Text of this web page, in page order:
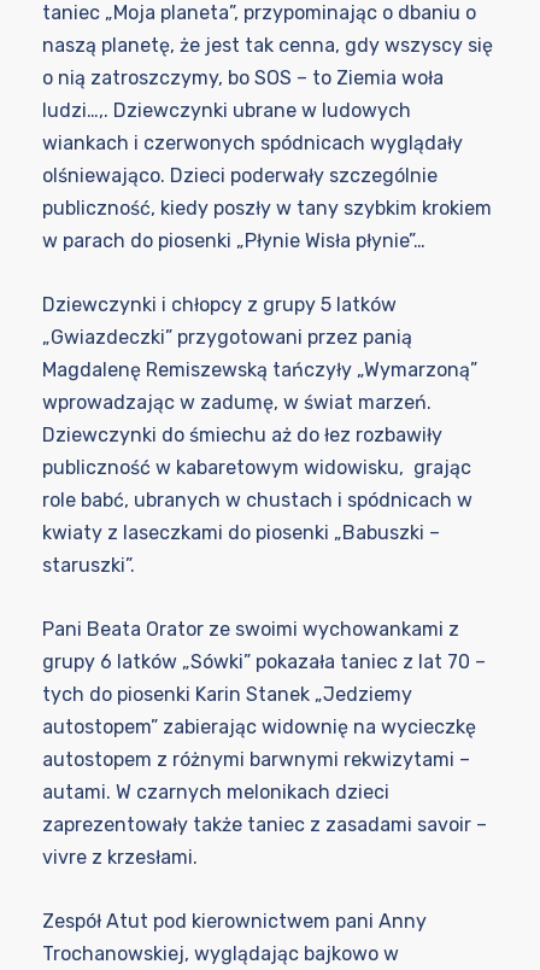
taniec „Moja planeta”, przypominając o dbaniu o
naszą planetę, że jest tak cenna, gdy wszyscy się
o nią zatroszczymy, bo SOS – to Ziemia woła
ludzi…,. Dziewczynki ubrane w ludowych
wiankach i czerwonych spódnicach wyglądały
olśniewająco. Dzieci poderwały szczególnie
publiczność, kiedy poszły w tany szybkim krokiem
w parach do piosenki „Płynie Wisła płynie”…
Dziewczynki i chłopcy z grupy 5 latków
„Gwiazdeczki” przygotowani przez panią
Magdalenę Remiszewską tańczyły „Wymarzoną”
wprowadzając w zadumę, w świat marzeń.
Dziewczynki do śmiechu aż do łez rozbawiły
publiczność w kabaretowym widowisku, grając
role babć, ubranych w chustach i spódnicach w
kwiaty z laseczkami do piosenki „Babuszki –
staruszki”.
Pani Beata Orator ze swoimi wychowankami z
grupy 6 latków „Sówki” pokazała taniec z lat 70 –
tych do piosenki Karin Stanek „Jedziemy
autostopem” zabierając widownię na wycieczkę
autostopem z różnymi barwnymi rekwizytami –
autami. W czarnych melonikach dzieci
zaprezentowały także taniec z zasadami savoir –
vivre z krzesłami.
Zespół Atut pod kierownictwem pani Anny
Trochanowskiej, wyglądając bajkowo w